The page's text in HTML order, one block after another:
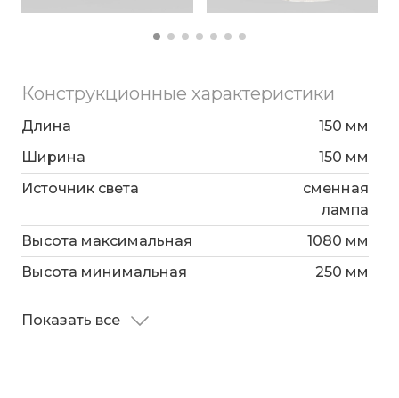
Конструкционные характеристики
Длина
150 мм
Ширина
150 мм
Источник света
сменная
лампа
Высота максимальная
1080 мм
Высота минимальная
250 мм
Показать все